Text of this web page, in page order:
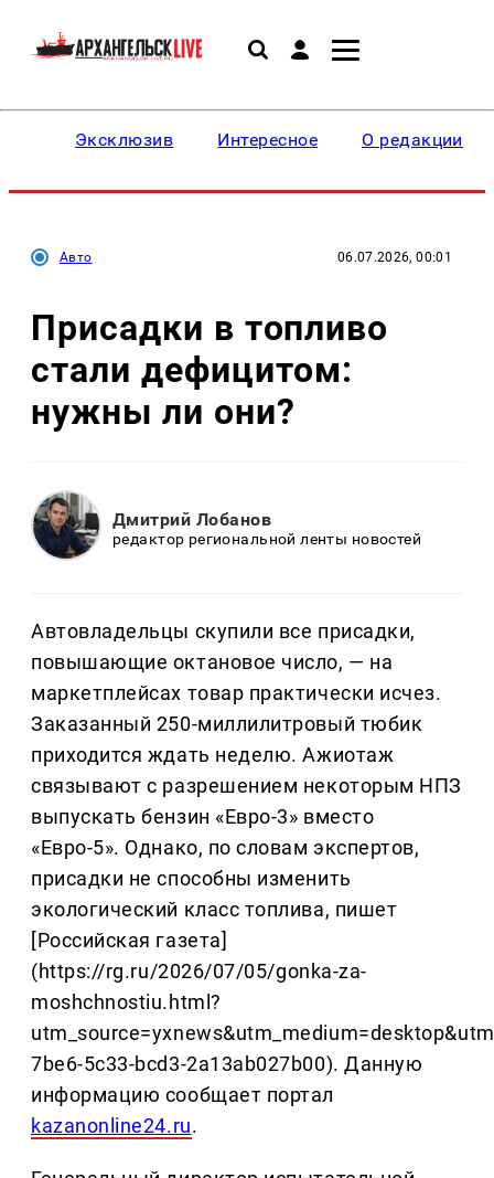
Эксклюзив Интересное О редакции
Авто 06.07.2026, 00:01
Присадки в топливо
стали дефицитом:
нужны ли они?
Дмитрий Лобанов
редактор региональной ленты новостей
Автовладельцы скупили все присадки,
повышающие октановое число, — на
маркетплейсах товар практически исчез.
Заказанный 250-миллилитровый тюбик
приходится ждать неделю. Ажиотаж
связывают с разрешением некоторым НПЗ
выпускать бензин «Евро-3» вместо
«Евро-5». Однако, по словам экспертов,
присадки не способны изменить
экологический класс топлива, пишет
[Российская газета]
(https://rg.ru/2026/07/05/gonka-za-
moshchnostiu.html?
7be6-5c33-bcd3-2a13ab027b00). Данную
информацию сообщает портал
kazanonline24.ru.